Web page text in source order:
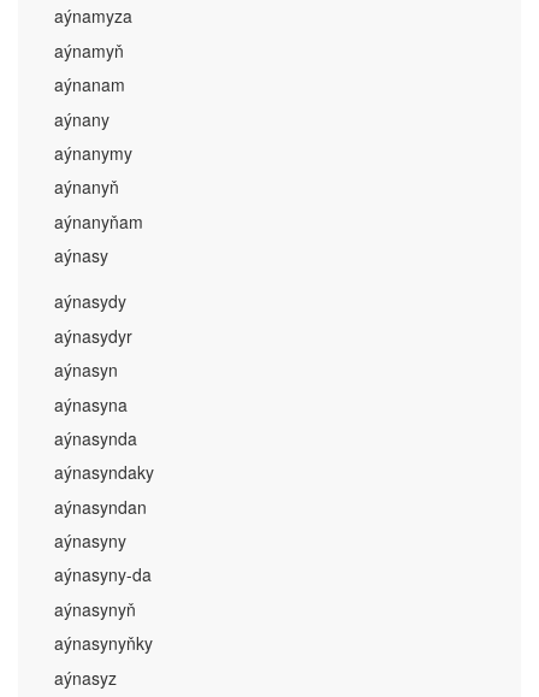
aýnamyza
aýnamyň
aýnanam
aýnany
aýnanymy
aýnanyň
aýnanyňam
aýnasy
aýnasydy
aýnasydyr
aýnasyn
aýnasyna
aýnasynda
aýnasyndaky
aýnasyndan
aýnasyny
aýnasyny-da
aýnasynyň
aýnasynyňky
aýnasyz